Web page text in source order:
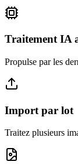
Traitement IA
Propulse par les
Import par lot
Traitez plusieurs